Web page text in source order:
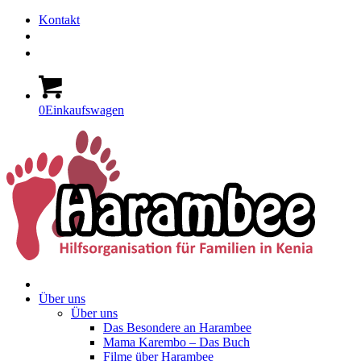
Kontakt
0Einkaufswagen
Über uns
Über uns
Das Besondere an Harambee
Mama Karembo – Das Buch
Filme über Harambee